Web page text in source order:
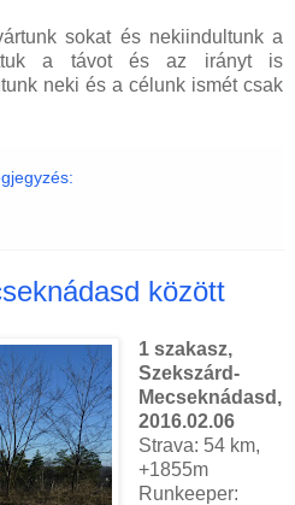
sokat és nekiindultunk a
a távot és az irányt is
neki és a célunk ismét csak
között
1 szakasz,
Szekszárd-
Mecseknádasd,
2016.02.06
Strava: 54 km,
+1855m
Runkeeper: